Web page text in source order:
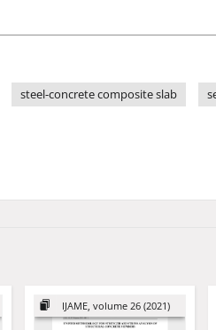
steel-concrete composite slab
IJAME, volume 26 (2021)